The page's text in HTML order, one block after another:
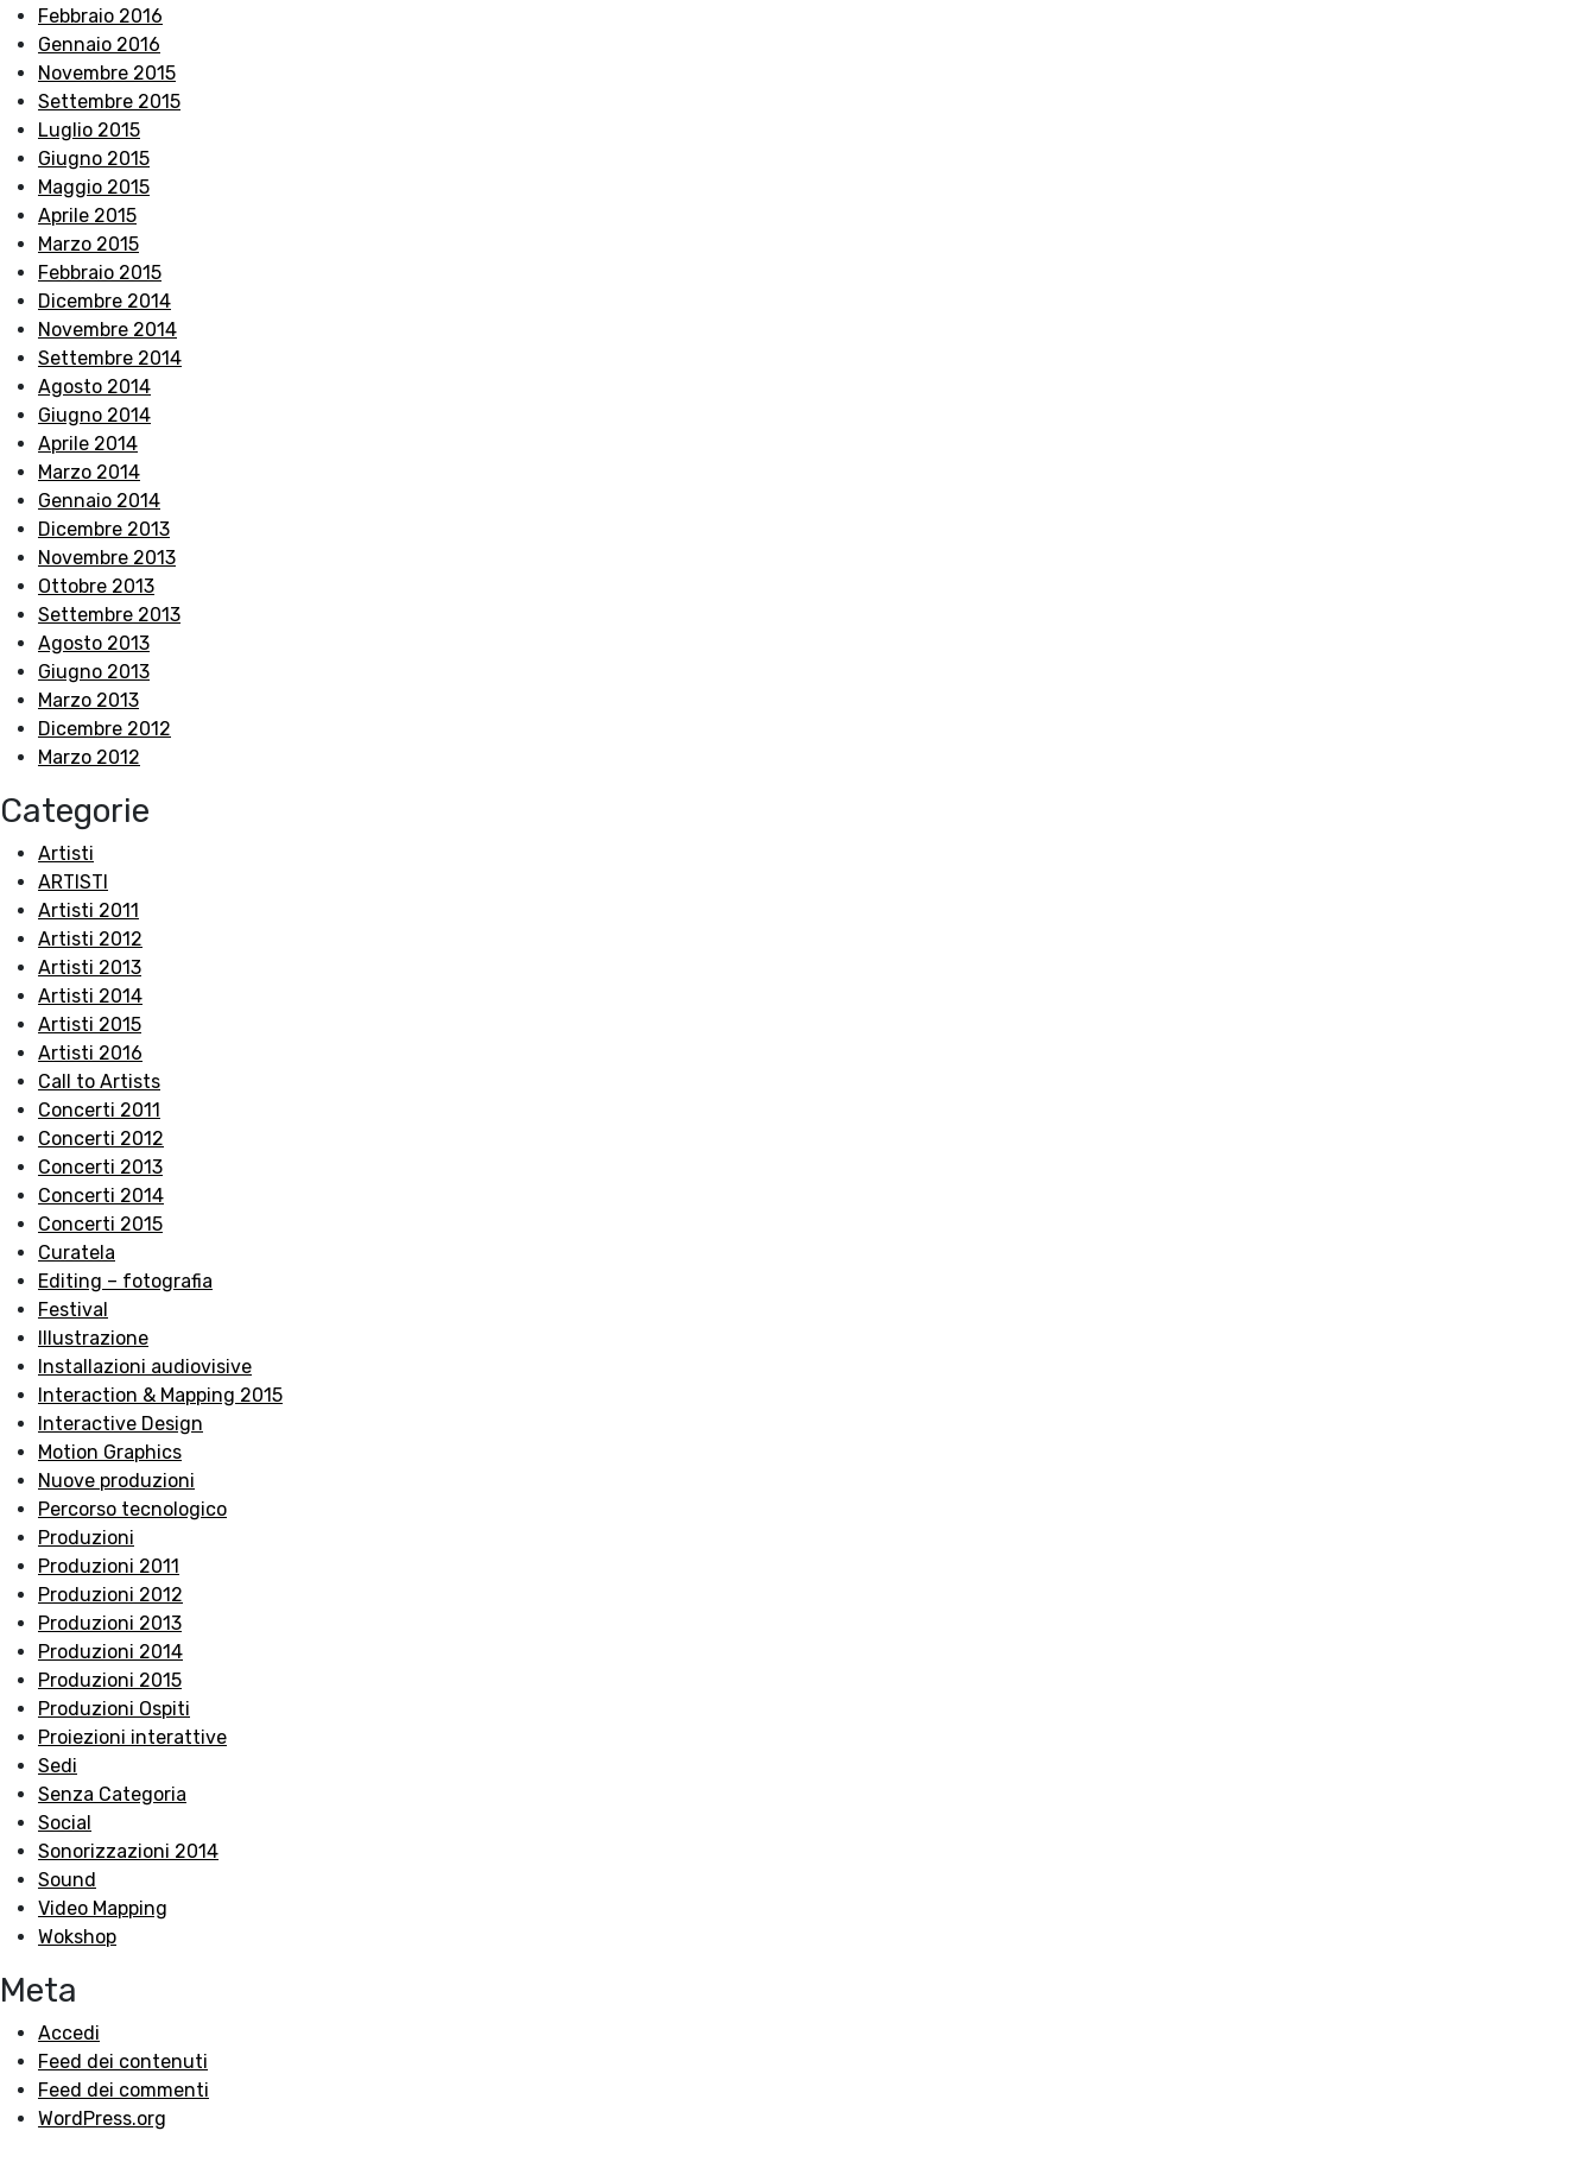
Febbraio 2016
Gennaio 2016
Novembre 2015
Settembre 2015
Luglio 2015
Giugno 2015
Maggio 2015
Aprile 2015
Marzo 2015
Febbraio 2015
Dicembre 2014
Novembre 2014
Settembre 2014
Agosto 2014
Giugno 2014
Aprile 2014
Marzo 2014
Gennaio 2014
Dicembre 2013
Novembre 2013
Ottobre 2013
Settembre 2013
Agosto 2013
Giugno 2013
Marzo 2013
Dicembre 2012
Marzo 2012
Categorie
Artisti
ARTISTI
Artisti 2011
Artisti 2012
Artisti 2013
Artisti 2014
Artisti 2015
Artisti 2016
Call to Artists
Concerti 2011
Concerti 2012
Concerti 2013
Concerti 2014
Concerti 2015
Curatela
Editing – fotografia
Festival
Illustrazione
Installazioni audiovisive
Interaction & Mapping 2015
Interactive Design
Motion Graphics
Nuove produzioni
Percorso tecnologico
Produzioni
Produzioni 2011
Produzioni 2012
Produzioni 2013
Produzioni 2014
Produzioni 2015
Produzioni Ospiti
Proiezioni interattive
Sedi
Senza Categoria
Social
Sonorizzazioni 2014
Sound
Video Mapping
Wokshop
Meta
Accedi
Feed dei contenuti
Feed dei commenti
WordPress.org